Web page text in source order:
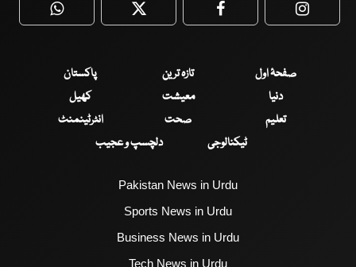
WhatsApp Twitter Facebook
صفحۂ اول تازہ ترین
پاکستان
دنیا
معیشت
کھیل
تعلیم
صحت
انٹرٹینمنٹ
ٹیکنالوجی
دلچسپ و عجیب
Pakistan News in Urdu
Sports News in Urdu
Business News in Urdu
Tech News in Urdu